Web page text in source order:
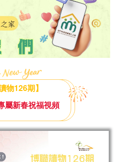
物126期】
屬新春祝福視頻